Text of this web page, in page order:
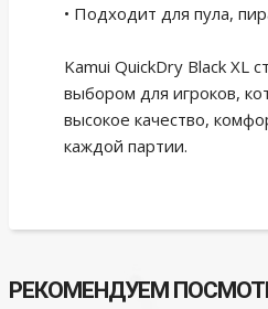
• Подходит для пула,
Kamui QuickDry Black XL
выбором для игроков,
высокое качество,
каждой партии.
РЕКОМЕНДУЕМ